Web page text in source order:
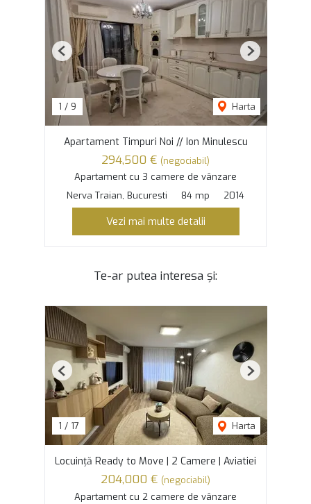
1 / 9 Harta
Previous Next
Apartament Timpuri Noi // Ion Minulescu
294,500 € (negociabil)
Apartament cu 3 camere de vânzare
Nerva Traian, Bucuresti
84 mp 2014
Vezi mai multe detalii
Te-ar putea interesa și:
1 / 17 Harta
Previous Next
Locuință Ready to Move | 2 Camere | Aviatiei
204,000 € (negociabil)
Apartament cu 2 camere de vânzare